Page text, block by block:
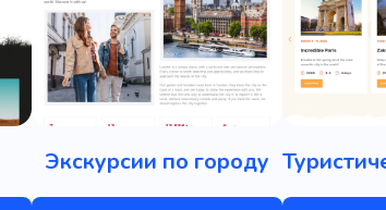
Экскурсии по городу